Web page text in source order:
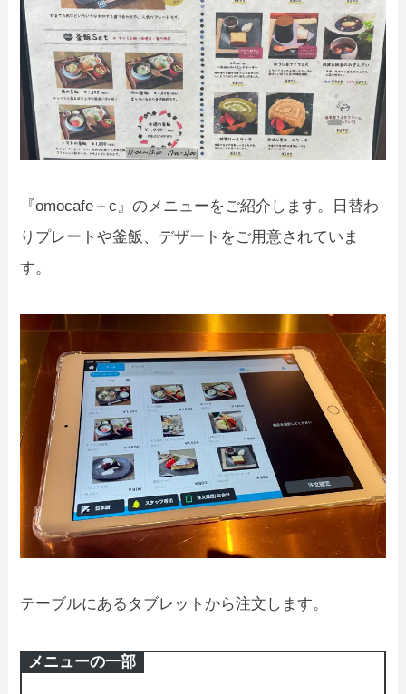
『omocafe＋c』のメニューをご紹介します。日替わ
りプレートや釜飯、デザートをご用意されていま
す。
テーブルにあるタブレットから注文します。
メニューの一部